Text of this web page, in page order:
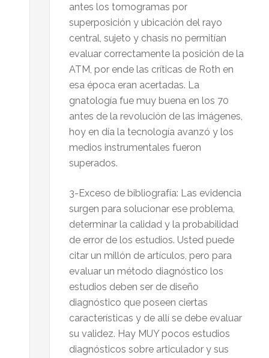
antes los tomogramas por
superposición y ubicación del rayo
central, sujeto y chasis no permitían
evaluar correctamente la posición de la
ATM, por ende las críticas de Roth en
esa época eran acertadas. La
gnatología fue muy buena en los 70
antes de la revolución de las imágenes,
hoy en día la tecnología avanzó y los
medios instrumentales fueron
superados.
3-Exceso de bibliografía: Las evidencia
surgen para solucionar ese problema,
determinar la calidad y la probabilidad
de error de los estudios. Usted puede
citar un millón de artículos, pero para
evaluar un método diagnóstico los
estudios deben ser de diseño
diagnóstico que poseen ciertas
características y de allí se debe evaluar
su validez. Hay MUY pocos estudios
diagnósticos sobre articulador y sus